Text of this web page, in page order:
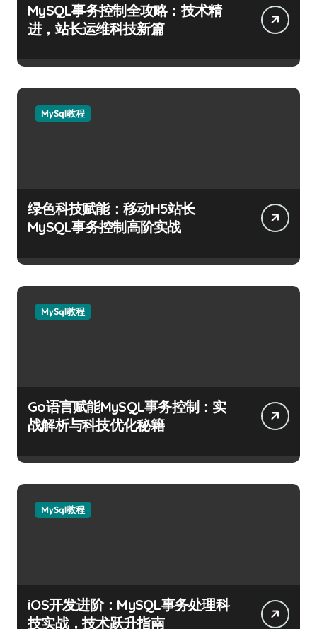
MySQL事务控制全攻略：技术精
进，站长运维科技新篇
MySql教程
绿色科技赋能：移动H5站长
MySQL事务控制高阶实战
MySql教程
Go语言赋能MySQL事务控制：实
战解析与科技优化秘籍
MySql教程
iOS开发进阶：MySQL事务处理科
技实战，技术跃升指南